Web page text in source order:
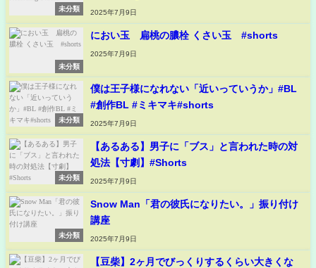
未分類
2025年7月9日
未分類
におい玉 扁桃の膿栓 くさい玉 #shorts
2025年7月9日
未分類
僕は王子様になれない「近いっていうか」#BL
#創作BL #ミキマキ#shorts
2025年7月9日
未分類
【あるある】男子に「ブス」と言われた時の対
処法【寸劇】#Shorts
2025年7月9日
未分類
Snow Man「君の彼氏になりたい。」振り付け
講座
2025年7月9日
【豆柴】2ヶ月でびっくりするくらい大きくな